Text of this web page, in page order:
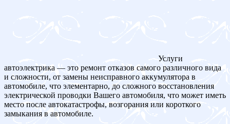
Услуги
автоэлектрика — это ремонт отказов самого различного вида
и сложности, от замены неисправного аккумулятора в
автомобиле, что элементарно, до сложного восстановления
электрической проводки Вашего автомобиля, что может иметь
место после автокатастрофы, возгорания или короткого
замыкания в автомобиле.